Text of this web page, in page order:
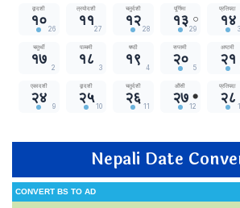
Nepali Date